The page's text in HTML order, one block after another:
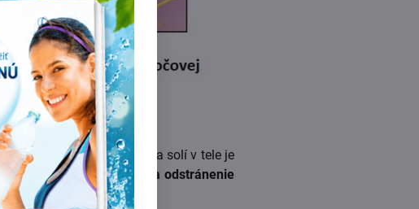
to nie je liek.
v telea hromadenie sa solí v tele je
by bolialkalizácia tela a odstránenie